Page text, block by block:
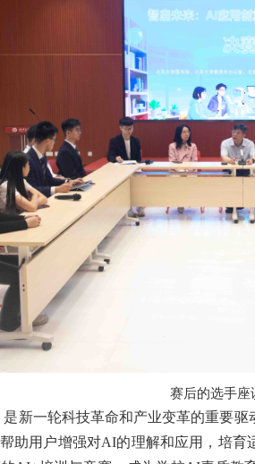
赛后的选手座
是新一轮科技革命和产业变革的重要
助用户增强对AI的理解和应用，培